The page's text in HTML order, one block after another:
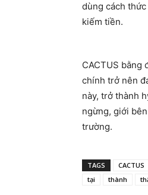
dùng cách
kiếm tiền.
CACTUS bằng
chính trở nên
này, trở thành
ngừng, giới
trường.
TAGS CACTUS
tại
thành